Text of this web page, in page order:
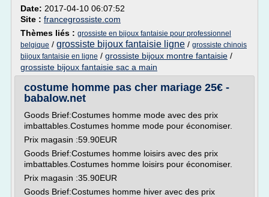
Date: 2017-04-10 06:07:52
Site : francegrossiste.com
Thèmes liés : grossiste en bijoux fantaisie pour professionnel
belgique / grossiste bijoux fantaisie ligne / grossiste chinois
bijoux fantaisie en ligne / grossiste bijoux montre fantaisie /
grossiste bijoux fantaisie sac a main
costume homme pas cher mariage 25€ -
babalow.net
Goods Brief:Costumes homme mode avec des prix
imbattables.Costumes homme mode pour économiser.
Prix magasin :59.90EUR
Goods Brief:Costumes homme loisirs avec des prix
imbattables.Costumes homme loisirs pour économiser.
Prix magasin :35.90EUR
Goods Brief:Costumes homme hiver avec des prix